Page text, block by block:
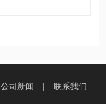
公司新闻 | 联系我们